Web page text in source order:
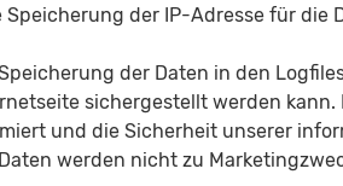
Speicherung der IP-Adresse für die
der Daten in den
sichergestellt werden
und die Sicherheit unserer
werden nicht zu